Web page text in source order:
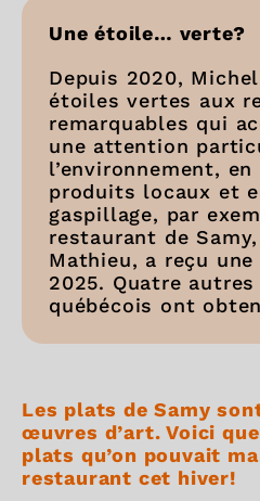
Une étoile… verte?
Depuis 2020,
étoiles vertes aux
remarquables qui
une attention
l’environnement,
produits locaux et
gaspillage, par
restaurant de
Mathieu, a reçu
2025. Quatre
québécois ont
Les plats de Samy
œuvres d’art. Voici
plats qu’on pouvait
restaurant cet hiver!